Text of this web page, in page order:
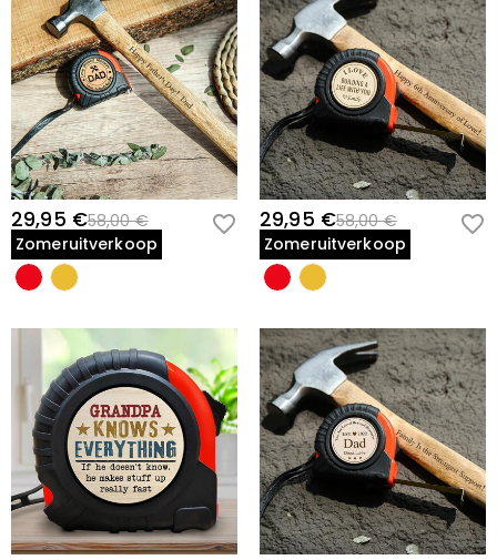
29,95 €58,00 €
Zomeruitverkoop
29,95 €58,00 €
Zomeruitverkoop